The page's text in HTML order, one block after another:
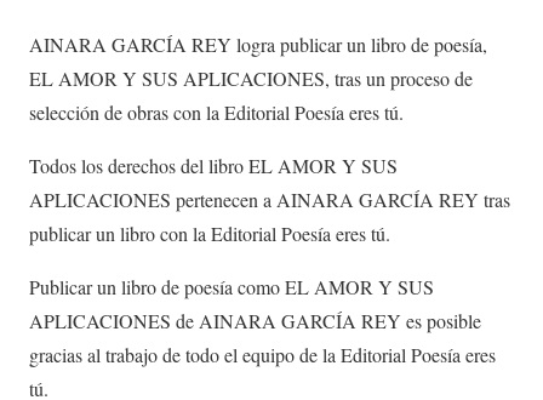
AINARA GARCÍA REY logra publicar un libro de poesía,
EL AMOR Y SUS APLICACIONES, tras un proceso de
selección de obras con la Editorial Poesía eres tú.
Todos los derechos del libro EL AMOR Y SUS
APLICACIONES pertenecen a AINARA GARCÍA REY tras
publicar un libro con la Editorial Poesía eres tú.
Publicar un libro de poesía como EL AMOR Y SUS
APLICACIONES de AINARA GARCÍA REY es posible
gracias al trabajo de todo el equipo de la Editorial Poesía eres
tú.